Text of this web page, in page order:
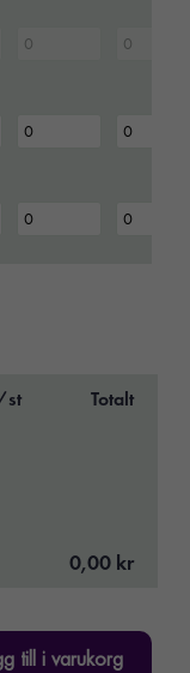
st Totalt
0,00 kr
till i varukorg